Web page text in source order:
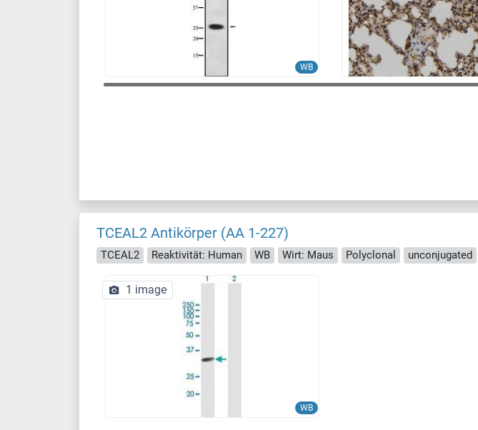
WB
TCEAL2 Antikörper (AA 1-227)
TCEAL2 Reaktivität: Human WB Wirt: Maus Polyclonal unconjugated
WB
1 image